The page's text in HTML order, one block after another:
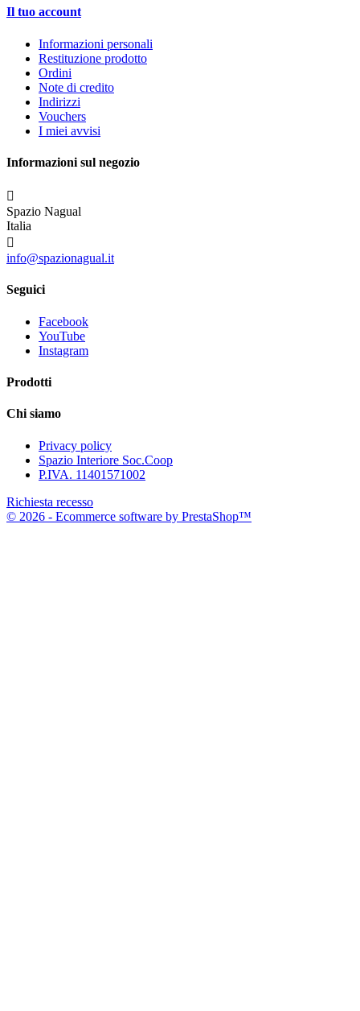
Il tuo account
Informazioni personali
Restituzione prodotto
Ordini
Note di credito
Indirizzi
Vouchers
I miei avvisi
Informazioni sul negozio

Spazio Nagual
Italia

info@spazionagual.it
Seguici
Facebook
YouTube
Instagram
Prodotti
Chi siamo
Privacy policy
Spazio Interiore Soc.Coop
P.IVA. 11401571002
Richiesta recesso
© 2026 - Ecommerce software by PrestaShop™